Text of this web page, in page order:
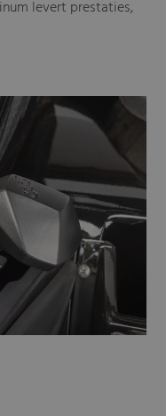
levert prestaties,